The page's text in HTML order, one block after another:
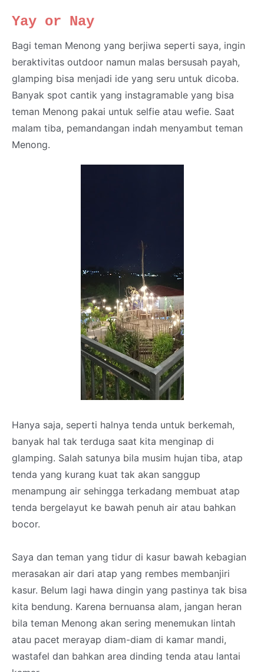
Yay or Nay
Bagi teman Menong yang berjiwa seperti saya, ingin
beraktivitas outdoor namun malas bersusah payah,
glamping bisa menjadi ide yang seru untuk dicoba.
Banyak spot cantik yang instagramable yang bisa
teman Menong pakai untuk selfie atau wefie. Saat
malam tiba, pemandangan indah menyambut teman
Menong.
Hanya saja, seperti halnya tenda untuk berkemah,
banyak hal tak terduga saat kita menginap di
glamping. Salah satunya bila musim hujan tiba, atap
tenda yang kurang kuat tak akan sanggup
menampung air sehingga terkadang membuat atap
tenda bergelayut ke bawah penuh air atau bahkan
bocor.
Saya dan teman yang tidur di kasur bawah kebagian
merasakan air dari atap yang rembes membanjiri
kasur. Belum lagi hawa dingin yang pastinya tak bisa
kita bendung. Karena bernuansa alam, jangan heran
bila teman Menong akan sering menemukan lintah
atau pacet merayap diam-diam di kamar mandi,
wastafel dan bahkan area dinding tenda atau lantai